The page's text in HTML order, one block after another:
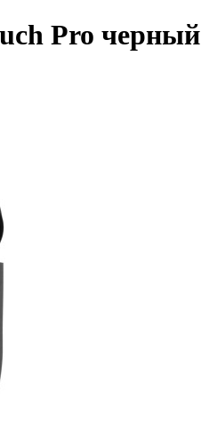
Pro черный